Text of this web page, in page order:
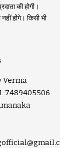
की होगी।
होंगे। किसी भी
Verma
7489405506